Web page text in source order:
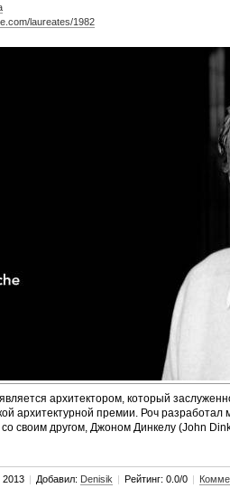
laureates/1982
архитектором, который
архитектурной премии. Роч разработал
со своим другом, Джоном Динкелу (John
2013 | Добавил: Denisik | Рейтинг: 0.0/0 |